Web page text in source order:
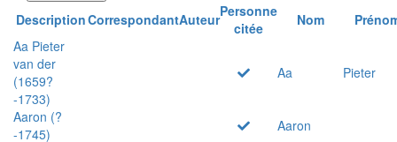
DescriptionCorrespondantAuteurPersonne
citée
Nom
Aa Pieter
van der
(1659?
-1733)
Aa Pieter
Aaron (?
-1745)
Aaron